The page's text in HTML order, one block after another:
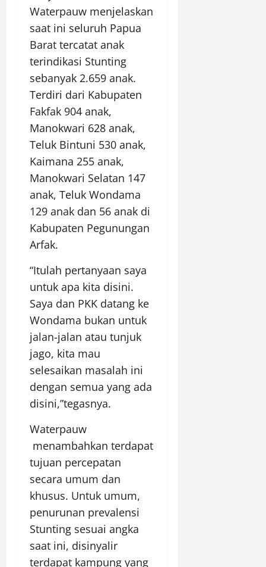
Waterpauw menjelaskan
saat ini seluruh Papua
Barat tercatat anak
terindikasi Stunting
sebanyak 2.659 anak.
Terdiri dari Kabupaten
Fakfak 904 anak,
Manokwari 628 anak,
Teluk Bintuni 530 anak,
Kaimana 255 anak,
Manokwari Selatan 147
anak, Teluk Wondama
129 anak dan 56 anak di
Kabupaten Pegunungan
Arfak.
“Itulah pertanyaan saya
untuk apa kita disini.
Saya dan PKK datang ke
Wondama bukan untuk
jalan-jalan atau tunjuk
jago, kita mau
selesaikan masalah ini
dengan semua yang ada
disini,”tegasnya.
Waterpauw
menambahkan terdapat
tujuan percepatan
secara umum dan
khusus. Untuk umum,
penurunan prevalensi
Stunting sesuai angka
saat ini, disinyalir
terdapat kampung yang